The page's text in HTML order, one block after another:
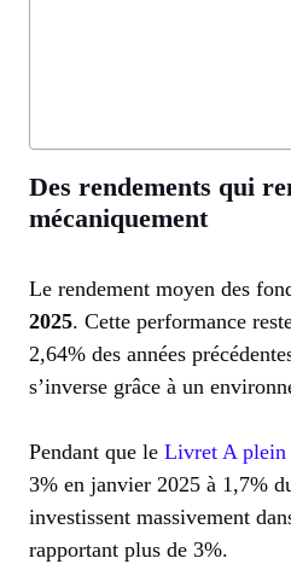
Des rendements qui
mécaniquement
Le rendement moyen des
2025. Cette performance
2,64% des années
s’inverse grâce à un
Pendant que le Livret A plein
3% en janvier 2025 à 1,7%
investissent massivement
rapportant plus de 3%.